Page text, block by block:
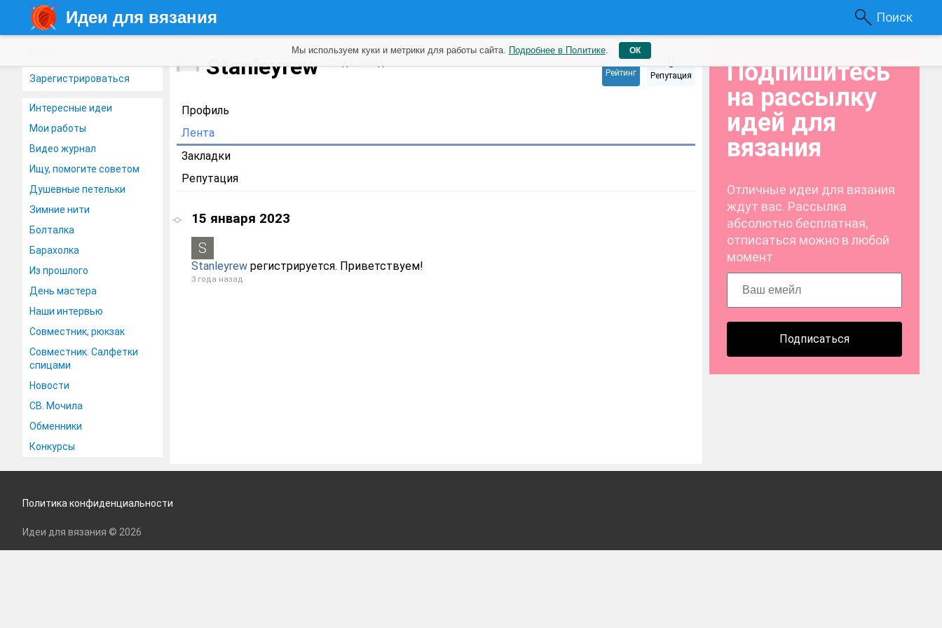
Идеи для вязания Поиск
Зарегистрироваться
Интересные идеи
Мои работы
Видео журнал
Ищу, помогите советом
Душевные петельки
Зимние нити
Болталка
Барахолка
Из прошлого
День мастера
Наши интервью
Совместник, рюкзак
Совместник. Салфетки
спицами
Новости
СВ. Мочила
Обменники
Конкурсы
Stanleyrew 0
Рейтинг
0
Репутация
Профиль
Лента
Закладки
Репутация
15 января 2023
Stanleyrew регистрируется. Приветствуем!
3 года назад
Подпишитесь
на рассылку
идей для
вязания
Отличные идеи для вязания
ждут вас. Рассылка
абсолютно бесплатная,
отписаться можно в любой
момент
Подписаться
Мы используем куки и метрики для работы сайта. Подробнее в Политике. ОК
Политика конфиденциальности
Идеи для вязания © 2026